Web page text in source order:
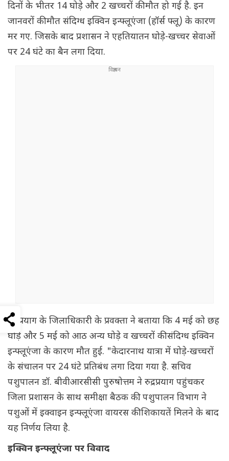
दिनों के भीतर 14 घोड़े और 2 खच्चरों की मौत हो गई है. इन
जानवरों की मौत संदिग्ध इक्विन इन्फ्लूएंजा (हॉर्स फ्लू) के कारण
मर गए. जिसके बाद प्रशासन ने एहतियातन घोड़े-खच्चर सेवाओं
पर 24 घंटे का बैन लगा दिया.
रुद्रप्रयाग के जिलाधिकारी के प्रवक्ता ने बताया कि 4 मई को छह
घोड़े और 5 मई को आठ अन्य घोड़े व खच्चरों की संदिग्ध इक्विन
इन्फ्लूएंजा के कारण मौत हुई. "केदारनाथ यात्रा में घोड़े-खच्चरों
के संचालन पर 24 घंटे प्रतिबंध लगा दिया गया है. सचिव
पशुपालन डॉ. बीवीआरसीसी पुरुषोत्तम ने रुद्रप्रयाग पहुंचकर
जिला प्रशासन के साथ समीक्षा बैठक की. पशुपालन विभाग ने
पशुओं में इक्वाइन इन्फ्लूएंजा वायरस की शिकायतें मिलने के बाद
यह निर्णय लिया है.
इक्विन इन्फ्लूएंजा पर विवाद